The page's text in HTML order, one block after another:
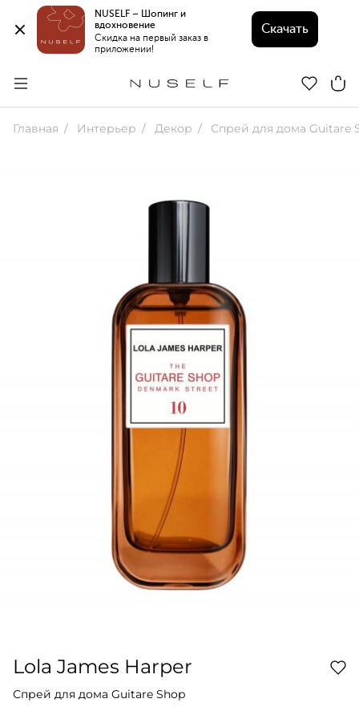
NUSELF – Шопинг и
вдохновение
Скидка на первый заказ в
приложении!
Скачать
Главная Интерьер Декор Спрей для дома Guitare
Lola James Harper
Спрей для дома Guitare Shop